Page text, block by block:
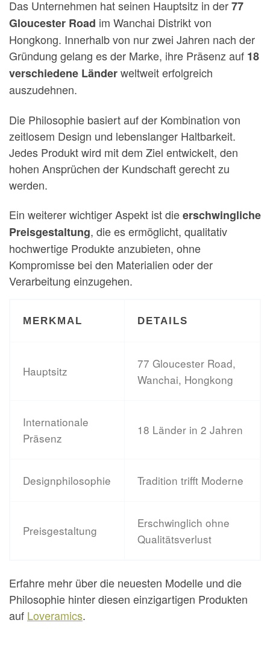
Das Unternehmen hat seinen Hauptsitz in der77
Gloucester Road im Wanchai Distrikt von
Hongkong. Innerhalb von nur zwei Jahren nach der
Gründung gelang es der Marke, ihre Präsenz auf 18
verschiedene Länderweltweit erfolgreich
auszudehnen.
Die Philosophie basiert auf der Kombination von
zeitlosem Design und lebenslanger Haltbarkeit.
Jedes Produkt wird mit dem Ziel entwickelt, den
hohen Ansprüchen der Kundschaft gerecht zu
werden.
Ein weiterer wichtiger Aspekt ist dieerschwingliche
Preisgestaltung, die es ermöglicht, qualitativ
hochwertige Produkte anzubieten, ohne
Kompromisse bei den Materialien oder der
Verarbeitung einzugehen.
MERKMAL DETAILS
Hauptsitz
77 Gloucester Road,
Wanchai, Hongkong
Internationale
Präsenz
18 Länder in 2 Jahren
Designphilosophie Tradition trifft Moderne
Preisgestaltung
Erschwinglich ohne
Qualitätsverlust
Erfahre mehr über die neuesten Modelle und die
Philosophie hinter diesen einzigartigen Produkten
auf Loveramics.